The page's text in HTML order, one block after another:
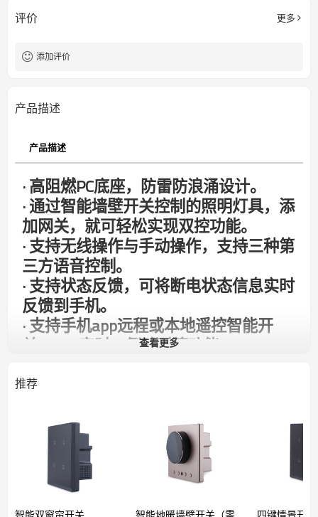
评价 更多
添加评价
产品描述
产品描述
· 高阻燃PC底座，防雷防浪涌设计。
· 通过智能墙壁开关控制的照明灯具，添
加网关，就可轻松实现双控功能。
·支持无线操作与手动操作，支持三种第
三方语音控制。
·支持状态反馈，可将断电状态信息实时
反馈到手机。
·支持手机app远程或本地遥控智能开
关、app定时、倒计时等功能。
查看更多
推荐